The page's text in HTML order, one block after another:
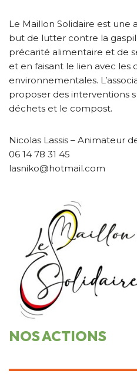
Le Maillon Solidaire est une
but de lutter contre la
précarité alimentaire et de
et en faisant le lien avec les
environnementales.
proposer des interventions
déchets et le compost.
Nicolas Lassis – Animateur
06 14 78 31 45
lasniko@hotmail.com
NOS ACTIONS